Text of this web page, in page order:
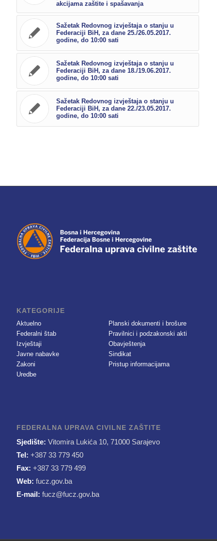
akcijama zaštite i spašavanja
Sažetak Redovnog izvještaja o stanju u
Federaciji BiH, za dane 25./26.05.2017.
godine, do 10:00 sati
Sažetak Redovnog izvještaja o stanju u
Federaciji BiH, za dane 18./19.06.2017.
godine, do 10:00 sati
Sažetak Redovnog izvještaja o stanju u
Federaciji BiH, za dane 22./23.05.2017.
godine, do 10:00 sati
KATEGORIJE
Aktuelno
Federalni štab
Izvještaji
Javne nabavke
Zakoni
Uredbe
Planski dokumenti i brošure
Pravilnici i podzakonski akti
Obavještenja
Sindikat
Pristup informacijama
FEDERALNA UPRAVA CIVILNE ZAŠTITE
Sjedište: Vitomira Lukića 10, 71000 Sarajevo
Tel: +387 33 779 450
Fax: +387 33 779 499
Web: fucz.gov.ba
E-mail: fucz@fucz.gov.ba